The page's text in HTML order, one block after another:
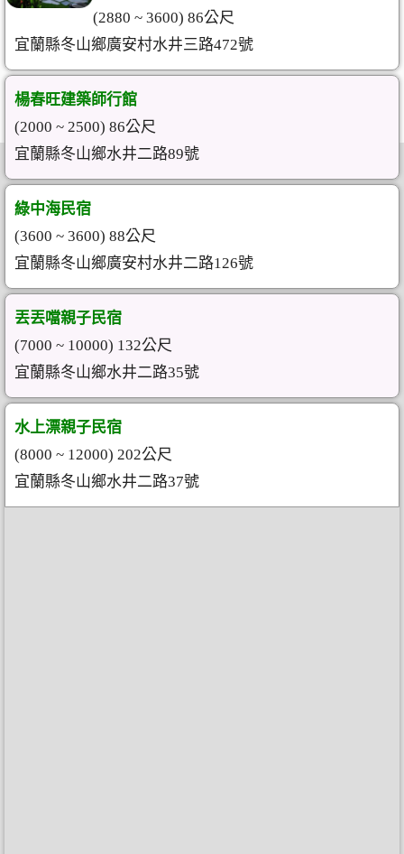
(2880 ~ 3600) 86公尺
宜蘭縣冬山鄉廣安村水井三路472號
楊春旺建築師行館
(2000 ~ 2500) 86公尺
宜蘭縣冬山鄉水井二路89號
綠中海民宿
(3600 ~ 3600) 88公尺
宜蘭縣冬山鄉廣安村水井二路126號
丟丟噹親子民宿
(7000 ~ 10000) 132公尺
宜蘭縣冬山鄉水井二路35號
水上漂親子民宿
(8000 ~ 12000) 202公尺
宜蘭縣冬山鄉水井二路37號